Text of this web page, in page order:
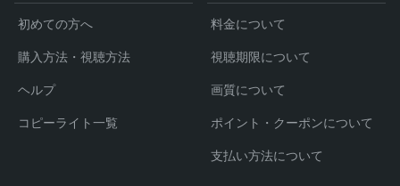
初めての方へ
購入方法・視聴方法
ヘルプ
コピーライト一覧
料金について
視聴期限について
画質について
ポイント・クーポンについて
支払い方法について